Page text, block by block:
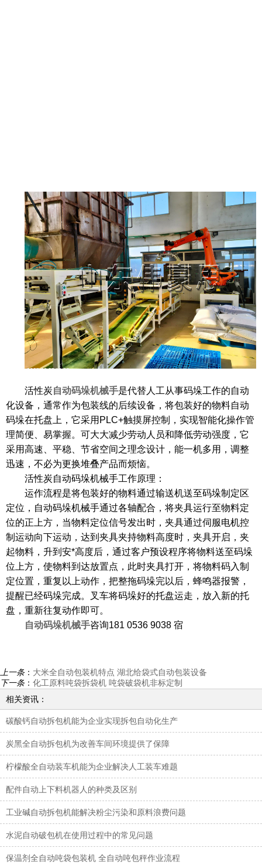
活性炭自动码垛机械手是代替人工从事码垛工作的自动
化设备，通常作为包装线的后续设备，将包装好的物料自动
码垛在托盘上，它采用 PLC+触摸屏控制，实现智能化操作管
理简便、易掌握。可大大减少劳动人员和降低劳动强度，它
采用高速、平稳、节省空间之理念设计，能一机多用，调整
迅速，不必为更换堆叠产品而烦恼。
活性炭自动码垛机械手工作原理：
运作流程是将包装好的物料通过输送机送至码垛制定区
定位，自动码垛机械手通过各轴配合，将夹具运行至物料定
位的正上方，当物料定位信号发出时，夹具通过伺服电机控
制运动向下运动，达到夹具夹持物料高度时，夹具开启，夹
起物料，升到安*高度后，通过客户预设程序将物料送至码垛
位上方，使物料到达放置点，此时夹具打开，将物料码入制
定位置，重复以上动作，把整拖码垛完以后，蜂鸣器报警，
提醒已经码垛完成。叉车将码垛好的托盘运走，放入新的托
盘，重新往复动作即可。
自动码垛机械手咨询181 0536 9038 宿
上一条： 大米全自动包装机特点 湖北给袋式自动包装设备
下一条： 化工原料吨袋拆袋机 吨袋破袋机非标定制
相关资讯：
碳酸钙自动拆包机能为企业实现拆包自动化生产
炭黑全自动拆包机为改善车间环境提供了保障
柠檬酸全自动装车机能为企业解决人工装车难题
配件自动上下料机器人的种类及区别
工业碱自动拆包机能解决粉尘污染和原料浪费问题
水泥自动破包机在使用过程中的常见问题
保温剂全自动吨袋包装机 全自动吨包秤作业流程